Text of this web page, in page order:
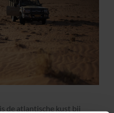
de atlantische kust bij